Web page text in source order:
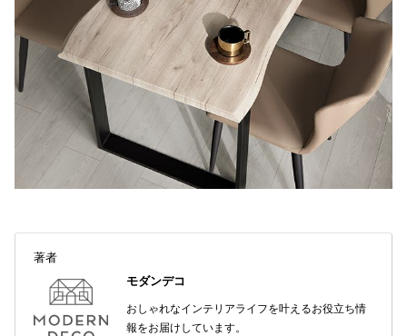
著者
モダンデコ
おしゃれなインテリアライフを叶えるお役立ち情
報をお届けしています。